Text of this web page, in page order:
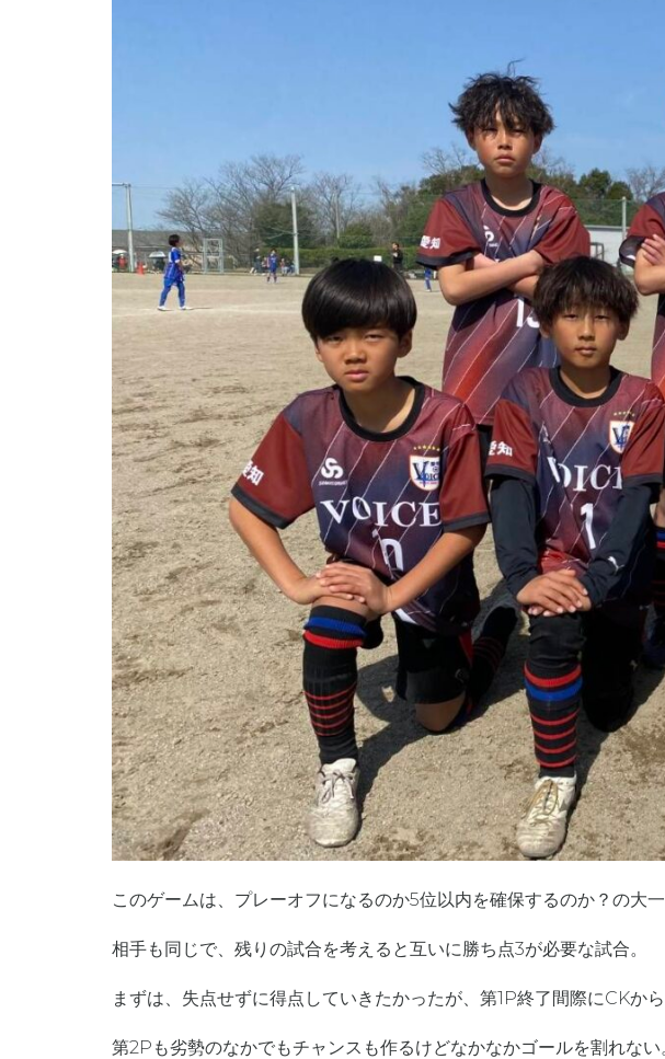
このゲームは、プレーオフになるのか5位以内を確保するのか？の大一
相手も同じで、残りの試合を考えると互いに勝ち点3が必要な試合。
まずは、失点せずに得点していきたかったが、第1P終了間際にCKか
第2Pも劣勢のなかでもチャンスも作るけどなかなかゴールを割れない